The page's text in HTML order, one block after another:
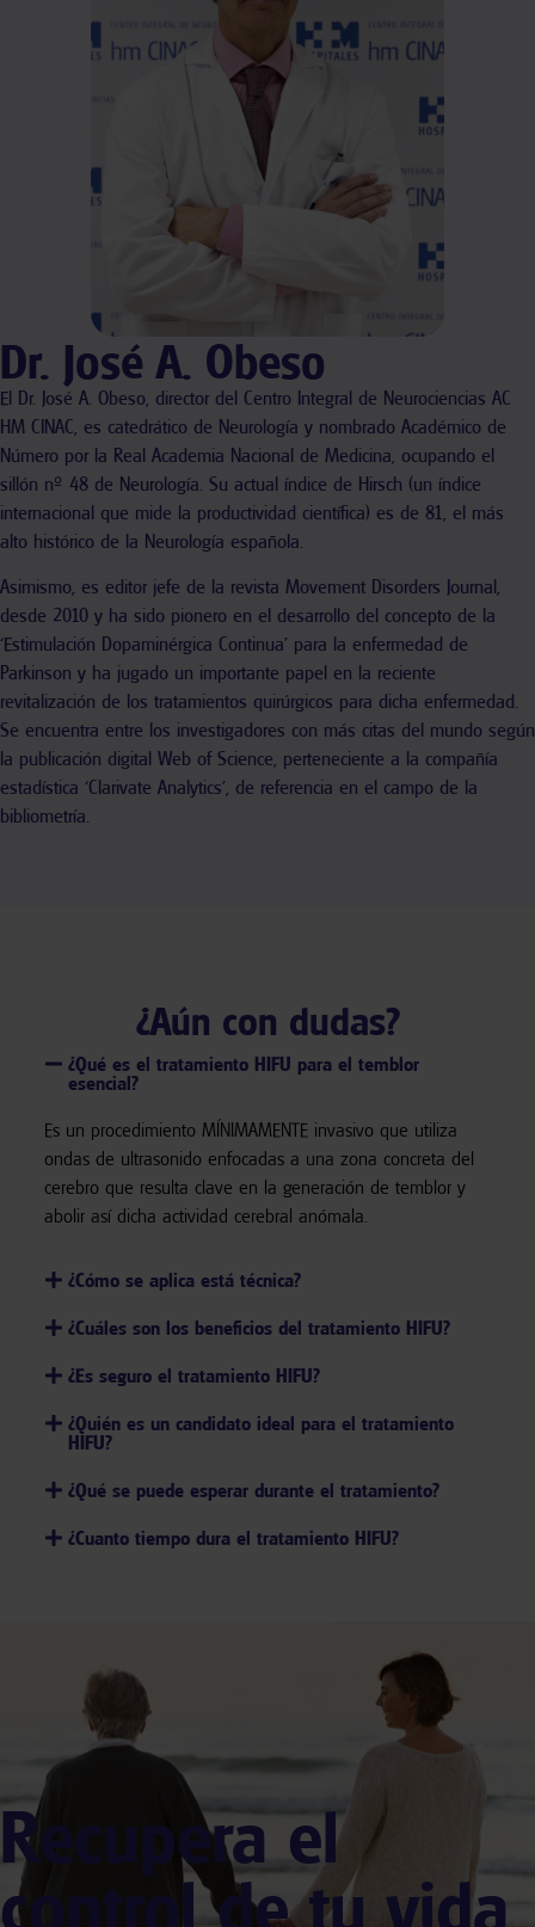
Dr. José A. Obeso
El Dr. José A. Obeso, director del Centro Integral de Neurociencias AC
HM CINAC, es catedrático de Neurología y nombrado Académico de
Número por la Real Academia Nacional de Medicina, ocupando el
sillón nº 48 de Neurología. Su actual índice de Hirsch (un índice
internacional que mide la productividad científica) es de 81, el más
alto histórico de la Neurología española.
Asimismo, es editor jefe de la revista Movement Disorders Journal,
desde 2010 y ha sido pionero en el desarrollo del concepto de la
‘Estimulación Dopaminérgica Continua’ para la enfermedad de
Parkinson y ha jugado un importante papel en la reciente
revitalización de los tratamientos quirúrgicos para dicha enfermedad.
Se encuentra entre los investigadores con más citas del mundo según
la publicación digital Web of Science, perteneciente a la compañía
estadística ‘Clarivate Analytics’, de referencia en el campo de la
bibliometría.
¿Aún con dudas?
¿Qué es el tratamiento HIFU para el temblor
esencial?
Es un procedimiento MÍNIMAMENTE invasivo que utiliza
ondas de ultrasonido enfocadas a una zona concreta del
cerebro que resulta clave en la generación de temblor y
abolir así dicha actividad cerebral anómala.
¿Cómo se aplica está técnica?
¿Cuáles son los beneficios del tratamiento HIFU?
¿Es seguro el tratamiento HIFU?
¿Quién es un candidato ideal para el tratamiento
HIFU?
¿Qué se puede esperar durante el tratamiento?
¿Cuanto tiempo dura el tratamiento HIFU?
Recupera el
control de tu vida